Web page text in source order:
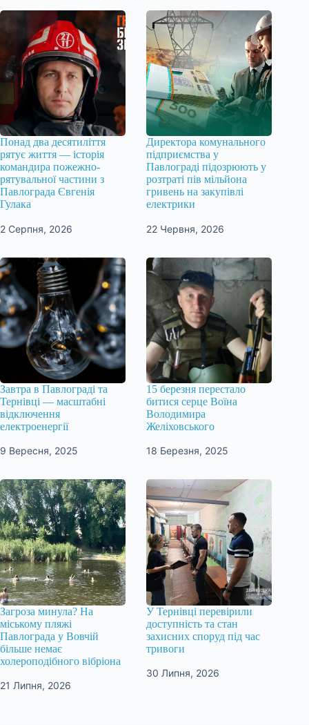
Понад два десятиліття
рятує життя — історія
командира пожежно-
рятувальної частини з
Павлограда Євгенія
Гулака
2 Серпня, 2026
Директора комунального
підприємства у
Павлограді підозрюють у
розтраті пів мільйона
гривень на закупівлі
електрики
22 Червня, 2026
Завтра в Павлограді та
Тернівці — масштабні
відключення
електроенергії
9 Вересня, 2025
15 березня перестало
битися серце Воїна
Володимира
Желіховського
18 Березня, 2025
Загроза минула? На
міському пляжі
Павлограда у Вовчій
більше немає
холероподібного вібріона
21 Липня, 2026
У Тернівці перевірили
доступність та стан
захисних споруд під час
тривоги
30 Липня, 2026